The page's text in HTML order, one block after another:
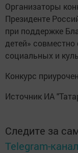
Организаторы
Президенте
при поддержке
детей»
социальных и
Конкурс
Источник ИА
Следите за
Telegram-